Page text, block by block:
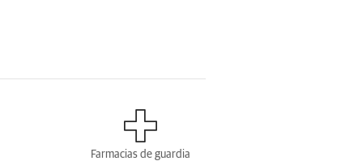
Farmacias de guardia